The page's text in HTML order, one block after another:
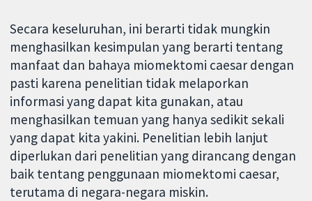
Secara keseluruhan, ini berarti tidak mungkin
menghasilkan kesimpulan yang berarti tentang
manfaat dan bahaya miomektomi caesar dengan
pasti karena penelitian tidak melaporkan
informasi yang dapat kita gunakan, atau
menghasilkan temuan yang hanya sedikit sekali
yang dapat kita yakini. Penelitian lebih lanjut
diperlukan dari penelitian yang dirancang dengan
baik tentang penggunaan miomektomi caesar,
terutama di negara-negara miskin.